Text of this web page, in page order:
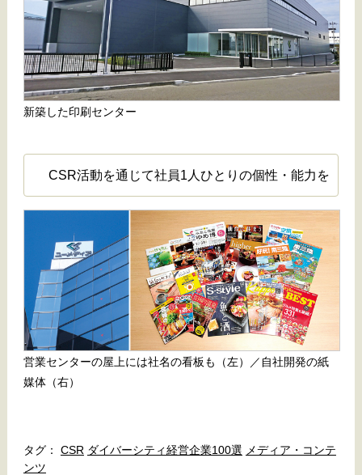
新築した印刷センター
CSR活動を通じて社員1人ひとりの個性・能力を
引き出すダイバーシティ経営
営業センターの屋上には社名の看板も（左）／自社開発の紙
媒体（右）
CSR ダイバーシティ経営企業100選 メディア・コンテ
ンツ